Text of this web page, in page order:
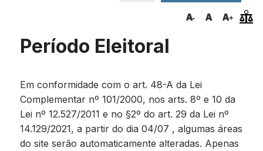
Período Eleitoral
Em conformidade com o art. 48-A da Lei
Complementar nº 101/2000, nos arts. 8º e 10 da
Lei nº 12.527/2011 e no §2º do art. 29 da Lei nº
14.129/2021, a partir do dia 04/07 , algumas áreas
do site serão automaticamente alteradas. Apenas